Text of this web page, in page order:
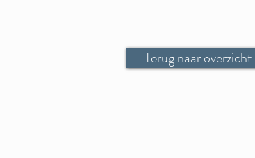
Terug naar overzicht